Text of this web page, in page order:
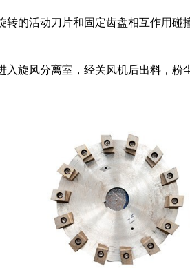
转的活动刀片和固定齿盘相互作用碰
入旋风分离室，经关风机后出料，粉